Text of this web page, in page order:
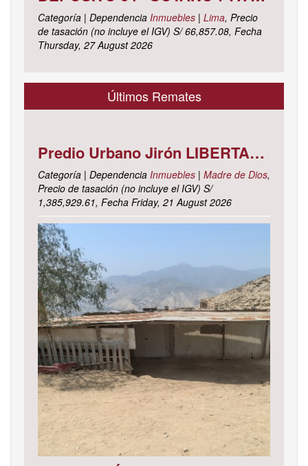
Categoría | Dependencia Inmuebles | Lima, Precio
de tasación (no incluye el IGV) S/ 66,857.08, Fecha
Thursday, 27 August 2026
Últimos Remates
Predio Urbano Jirón LIBERTAD Mz. 5-H, Lote 23, TAMBOPATA - TAMBOPATA - MADRE DE DIOS ; cuyo dominio corre inscrito en la partida electrónica N° 07001561 del registro de propiedad inmueble de la ZONA REGISTRAL N° X, SEDE CUSCO, OFICINA REGISTRAL MADRE DE D
Categoría | Dependencia Inmuebles | Madre de Dios,
Precio de tasación (no incluye el IGV) S/
1,385,929.61, Fecha Friday, 21 August 2026